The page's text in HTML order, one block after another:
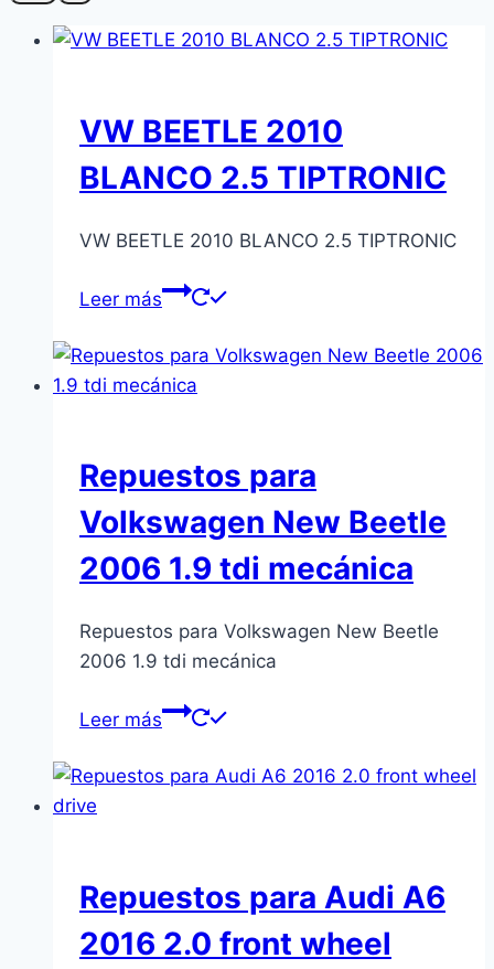
VW BEETLE 2010
BLANCO 2.5 TIPTRONIC
VW BEETLE 2010 BLANCO 2.5 TIPTRONIC
Leer más
Repuestos para
Volkswagen New Beetle
2006 1.9 tdi mecánica
Repuestos para Volkswagen New Beetle
2006 1.9 tdi mecánica
Leer más
Repuestos para Audi A6
2016 2.0 front wheel